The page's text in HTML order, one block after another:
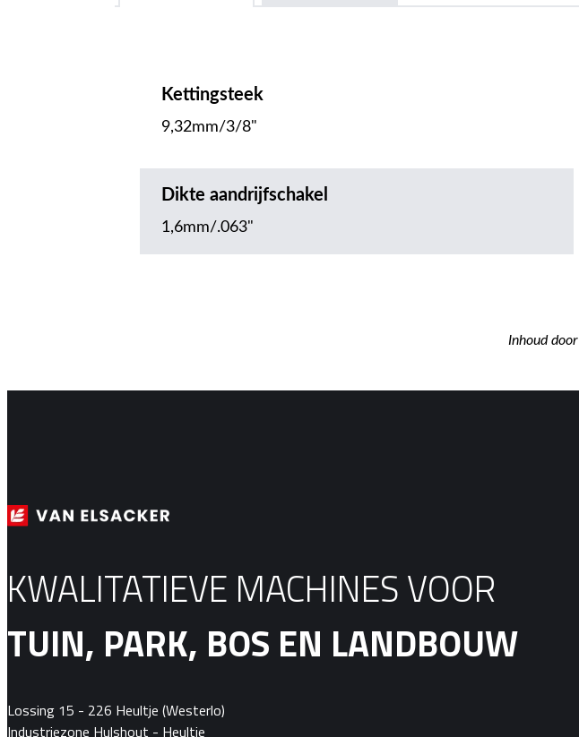
Kettingsteek
9,32mm/3/8"
Dikte aandrijfschakel
1,6mm/.063"
Inhoud door
KWALITATIEVE MACHINES VOOR
TUIN, PARK, BOS EN LANDBOUW
Lossing 15 - 226 Heultje (Westerlo)
Industriezone Hulshout - Heultje